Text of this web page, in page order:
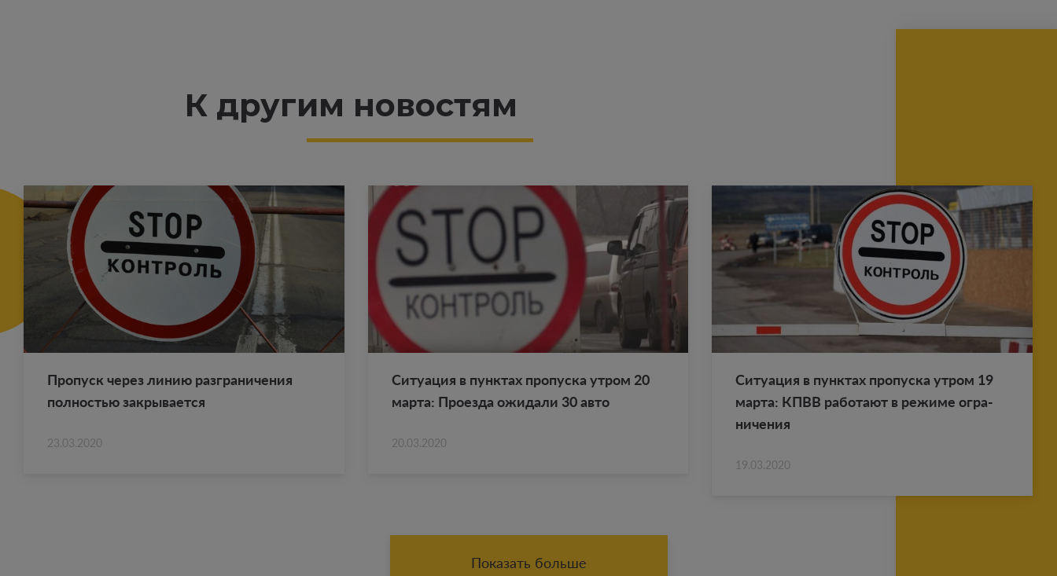
К другим новостям
Про­пуск через линию раз­гра­ни­че­ния
пол­но­стью за­кры­ва­ет­ся
23.03.2020
Си­ту­а­ция в пунк­тах про­пус­ка утром 20
марта: Про­ез­да ожи­да­ли 30 авто
20.03.2020
Си­ту­а­ция в пунк­тах про­пус­ка утром 19
марта: КПВВ ра­бо­та­ют в ре­жи­ме огра­
ни­че­ния
19.03.2020
Показать больше